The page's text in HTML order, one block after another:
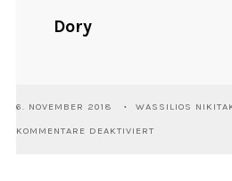
Dory
6. NOVEMBER 2018 WASSILIOS
KOMMENTARE DEAKTIVIERTFÜR